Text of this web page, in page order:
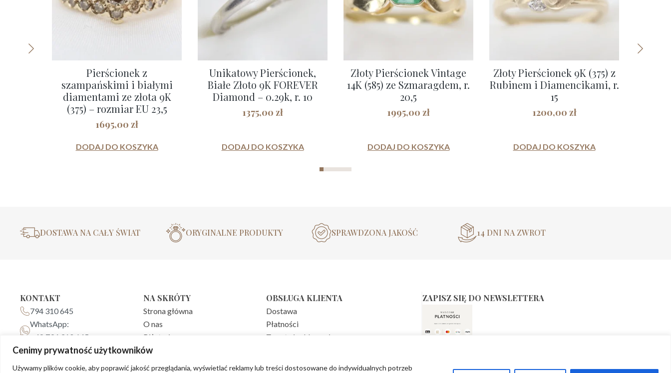
Cenimy prywatność użytkowników
Używamy plików cookie, aby poprawić jakość przeglądania, wyświetlać reklamy lub treści dostosowane do indywidualnych potrzeb
Pierścionek z
szampańskimi i białymi
diamentami ze złota 9K
(375) – rozmiar EU 23,5
1695,00 zł
DODAJ DO KOSZYKA
Unikatowy Pierścionek,
Białe Złoto 9K FOREVER
Diamond – 0.29k, r. 10
1375,00 zł
DODAJ DO KOSZYKA
Złoty Pierścionek Vintage
14K (585) ze Szmaragdem, r.
20,5
1995,00 zł
DODAJ DO KOSZYKA
Złoty Pierścionek 9K (375) z
Rubinem i Diamencikami, r.
15
1200,00 zł
DODAJ DO KOSZYKA
DOSTAWA NA CAŁY ŚWIAT ORYGINALNE PRODUKTY SPRAWDZONA JAKOŚĆ 14 DNI NA ZWROT
KONTAKT
794 310 645
WhatsApp:
+48 794 310 645
kontakt@karat-fvj.com
NA SKRÓTY
Strona główna
O nas
Biżuteria
Blog
FAQ
OBSŁUGA KLIENTA
Dostawa
Płatności
Zwroty i reklamacje
Polityka prywatności
ZAPISZ SIĘ DO NEWSLETTERA